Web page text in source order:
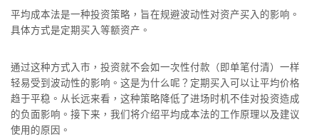
平均成本法是一种投资策略，旨在规避波动性对资产买入的影响。
具体方式是定期买入等额资产。
通过这种方式入市，投资就不会如一次性付款（即单笔付清）一样
轻易受到波动性的影响。这是为什么呢？定期买入可以让平均价格
趋于平稳。从长远来看，这种策略降低了进场时机不佳对投资造成
的负面影响。接下来，我们将介绍平均成本法的工作原理以及建议
使用的原因。